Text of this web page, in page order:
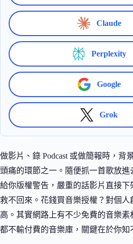
Claude
Perplexity
Google
Grok
做影片、錄 Podcast 或做簡報時，背
頭痛的環節之一。隨便抓一首歌放進
給你版權警告，嚴重的話影片直接下
救不回來。花錢買音樂授權？對個人
高。其實網路上有不少免費的音樂素
都不輸付費的音樂庫，關鍵在於你知